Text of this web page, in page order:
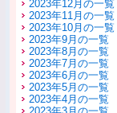
2023年12月の一覧
2023年11月の一覧
2023年10月の一覧
2023年9月の一覧
2023年8月の一覧
2023年7月の一覧
2023年6月の一覧
2023年5月の一覧
2023年4月の一覧